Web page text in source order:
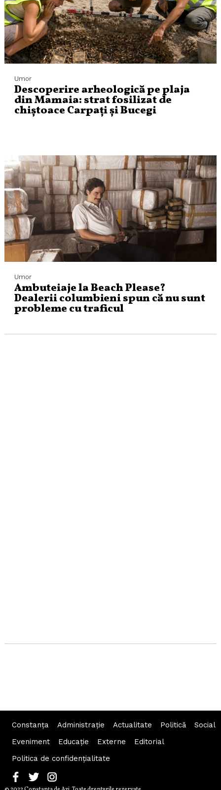
Umor
Descoperire arheologică pe plaja
din Mamaia: strat fosilizat de
chiștoace Carpați și Bucegi
Umor
Ambuteiaje la Beach Please?
Dealerii columbieni spun că nu sunt
probleme cu traficul
Constanța Administraţie Actualitate Politică
Social
Eveniment
Educaţie Externe
Editorial
Politica de confidențialitate